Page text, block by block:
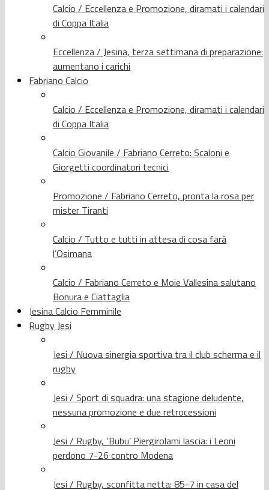
Calcio / Eccellenza e Promozione, diramati i calendari
di Coppa Italia
Eccellenza / Jesina, terza settimana di preparazione:
aumentano i carichi
Fabriano Calcio
Calcio / Eccellenza e Promozione, diramati i calendari
di Coppa Italia
Calcio Giovanile / Fabriano Cerreto: Scaloni e
Giorgetti coordinatori tecnici
Promozione / Fabriano Cerreto, pronta la rosa per
mister Tiranti
Calcio / Tutto e tutti in attesa di cosa farà
l’Osimana
Calcio / Fabriano Cerreto e Moie Vallesina salutano
Bonura e Ciattaglia
Jesina Calcio Femminile
Rugby Jesi
Jesi / Nuova sinergia sportiva tra il club scherma e il
rugby
Jesi / Sport di squadra: una stagione deludente,
nessuna promozione e due retrocessioni
Jesi / Rugby, ‘Bubu’ Piergirolami lascia: i Leoni
perdono 7-26 contro Modena
Jesi / Rugby, sconfitta netta: 85-7 in casa del